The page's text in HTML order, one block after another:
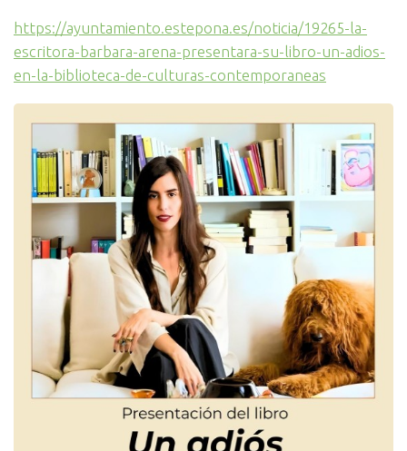
https://ayuntamiento.estepona.es/noticia/19265-la-
escritora-barbara-arena-presentara-su-libro-un-adios-
en-la-biblioteca-de-culturas-contemporaneas